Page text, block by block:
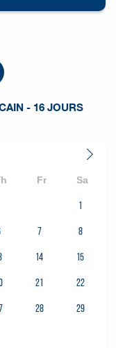
- 16 JOURS
Fr Sa
1
7 8
14 15
21 22
28 29